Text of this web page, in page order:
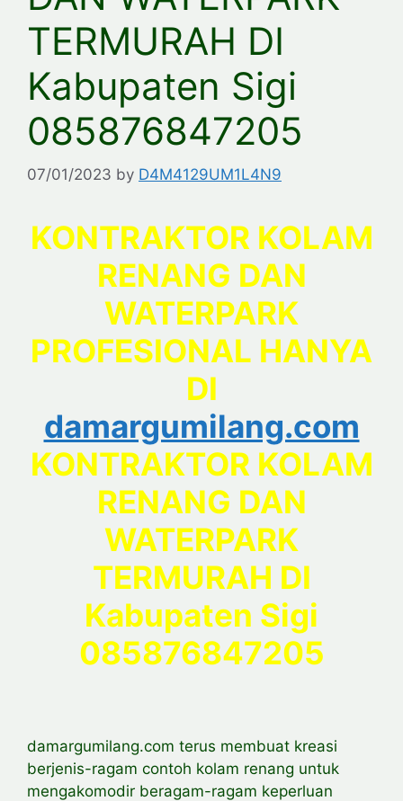
TERMURAH DI
Kabupaten Sigi
085876847205
07/01/2023 by D4M4129UM1L4N9
KONTRAKTOR KOLAM
RENANG DAN
WATERPARK
PROFESIONAL HANYA
DI
damargumilang.com
KONTRAKTOR KOLAM
RENANG DAN
WATERPARK
TERMURAH DI
Kabupaten Sigi
085876847205
damargumilang.com terus membuat kreasi
berjenis-ragam contoh kolam renang untuk
mengakomodir beragam-ragam keperluan